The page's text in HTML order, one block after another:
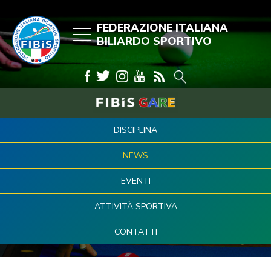
FEDERAZIONE ITALIANA
BILIARDO SPORTIVO
DISCIPLINA
NEWS
EVENTI
ATTIVITÀ SPORTIVA
CONTATTI